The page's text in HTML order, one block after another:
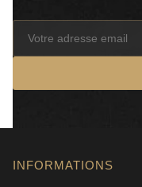
INFORMATIONS